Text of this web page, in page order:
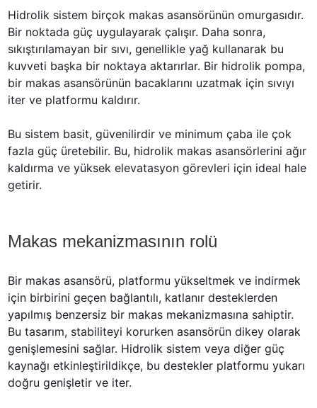
Hidrolik sistem birçok makas asansörünün omurgasıdır.
Bir noktada güç uygulayarak çalışır. Daha sonra,
sıkıştırılamayan bir sıvı, genellikle yağ kullanarak bu
kuvveti başka bir noktaya aktarırlar. Bir hidrolik pompa,
bir makas asansörünün bacaklarını uzatmak için sıvıyı
iter ve platformu kaldırır.
Bu sistem basit, güvenilirdir ve minimum çaba ile çok
fazla güç üretebilir. Bu, hidrolik makas asansörlerini ağır
kaldırma ve yüksek elevatasyon görevleri için ideal hale
getirir.
Makas mekanizmasının rolü
Bir makas asansörü, platformu yükseltmek ve indirmek
için birbirini geçen bağlantılı, katlanır desteklerden
yapılmış benzersiz bir makas mekanizmasına sahiptir.
Bu tasarım, stabiliteyi korurken asansörün dikey olarak
genişlemesini sağlar. Hidrolik sistem veya diğer güç
kaynağı etkinleştirildikçe, bu destekler platformu yukarı
doğru genişletir ve iter.